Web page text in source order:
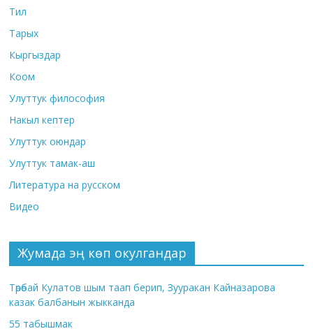
Тил
Тарых
Кыргыздар
Коом
Улуттук философия
Накыл кептер
Улуттук оюндар
Улуттук тамак-аш
Литература на русском
Видео
Жумада эң көп окулгандар
Төрөбай Кулатов шым таап берип, Зууракан Кайназарова
казак балбанын жыкканда
55 табышмак